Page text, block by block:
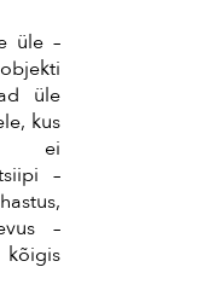
üle –
üle
kus
ei
–
–